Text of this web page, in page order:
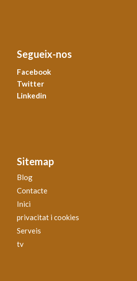
Segueix-nos
Facebook
Twitter
Linkedin
Sitemap
Blog
Contacte
Inici
privacitat i cookies
Serveis
tv